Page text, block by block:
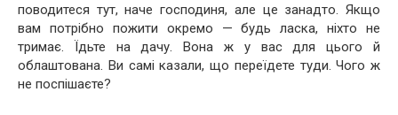
поводитеся тут, наче господиня, але це занадто. Якщо
вам потрібно пожити окремо — будь ласка, ніхто не
тримає. Їдьте на дачу. Вона ж у вас для цього й
облаштована. Ви самі казали, що переїдете туди. Чого ж
не поспішаєте?